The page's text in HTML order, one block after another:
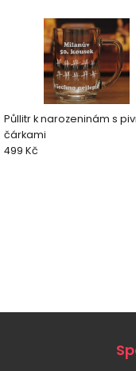
Půllitr k narozeninám s
čárkami
499 Kč